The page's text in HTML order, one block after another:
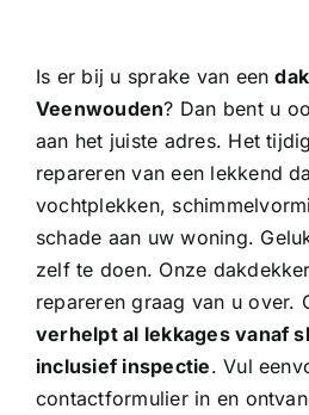
Is er bij u sprake van een
Veenwouden? Dan bent u
aan het juiste adres. Het
repareren van een lekkend
vochtplekken,
schade aan uw woning.
zelf te doen. Onze
repareren graag van u over.
verhelpt al lekkages vanaf
inclusief inspectie. Vul
contactformulier in en